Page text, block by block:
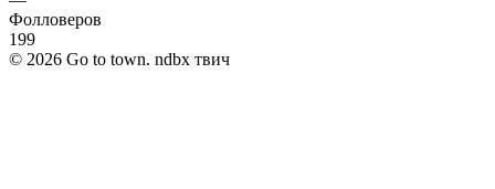
Фолловеров
199
© 2026 Go to town. ndbx твич